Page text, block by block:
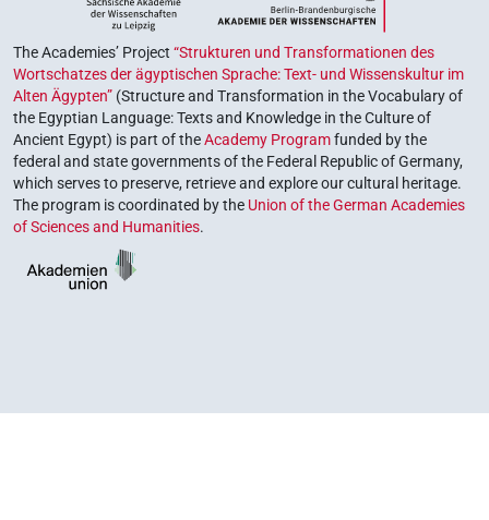
The Academies’ Project “Strukturen und Transformationen des
Wortschatzes der ägyptischen Sprache: Text- und Wissenskultur im
Alten Ägypten” (Structure and Transformation in the Vocabulary of
the Egyptian Language: Texts and Knowledge in the Culture of
Ancient Egypt) is part of theAcademy Programfunded by the
federal and state governments of the Federal Republic of Germany,
which serves to preserve, retrieve and explore our cultural heritage.
The program is coordinated by the Union of the German Academies
of Sciences and Humanities.